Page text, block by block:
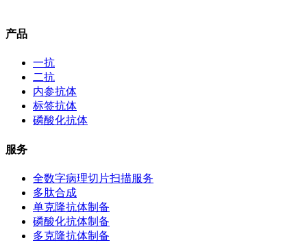
产品
一抗
二抗
内参抗体
标签抗体
磷酸化抗体
服务
全数字病理切片扫描服务
多肽合成
单克隆抗体制备
磷酸化抗体制备
多克隆抗体制备